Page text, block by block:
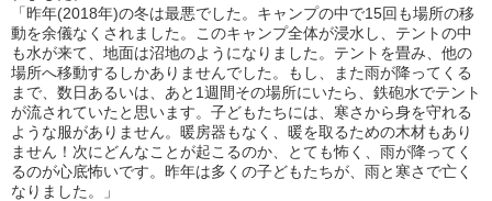
「昨年(2018年)の冬は最悪でした。キャンプの中で15回も場所の移
動を余儀なくされました。このキャンプ全体が浸水し、テントの中
も水が来て、地面は沼地のようになりました。テントを畳み、他の
場所へ移動するしかありませんでした。もし、また雨が降ってくる
まで、数日あるいは、あと1週間その場所にいたら、鉄砲水でテント
が流されていたと思います。子どもたちには、寒さから身を守れる
ような服がありません。暖房器もなく、暖を取るための木材もあり
ません！次にどんなことが起こるのか、とても怖く、雨が降ってく
るのが心底怖いです。昨年は多くの子どもたちが、雨と寒さで亡く
なりました。」